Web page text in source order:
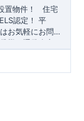
置物件！ ​ ​住宅
認定！ 平
お気軽にお問
武里」 駅徒歩11
様の通学も安